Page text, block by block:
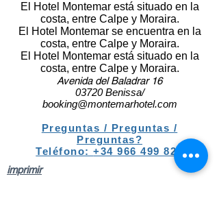
El Hotel Montemar está situado en la
costa, entre Calpe y Moraira.
El Hotel Montemar se encuentra en la
costa, entre Calpe y Moraira.
El Hotel Montemar está situado en la
costa, entre Calpe y Moraira.
Avenida del Baladrar 16
03720 Benissa/
booking@montemarhotel.com
Preguntas / Preguntas /
Preguntas?
Teléfono:+34 966 499 825
imprimir